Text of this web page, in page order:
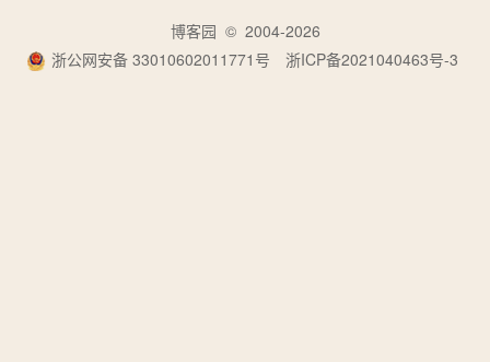
博客园 © 2004-2026
浙公网安备 33010602011771号
浙ICP备2021040463号-3